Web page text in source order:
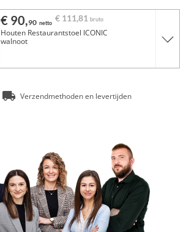
€ 90,90 netto € 111,81 bruto
Houten Restaurantstoel ICONIC
walnoot
Verzendmethoden en levertijden